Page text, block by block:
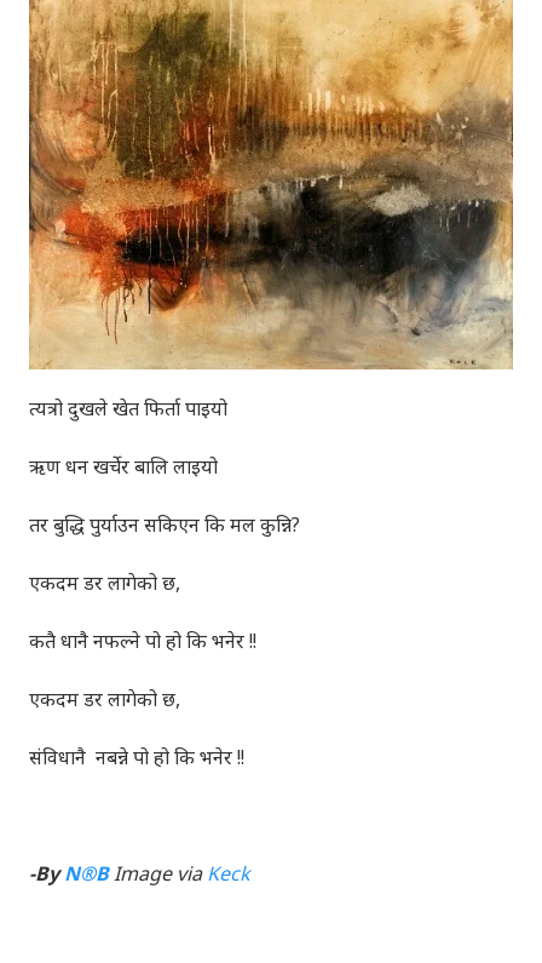
त्यत्रो दुखले खेत फिर्ता पाइयो
ऋण धन खर्चेर बालि लाइयो
तर बुद्धि पुर्याउन सकिएन कि मल कुन्नि?
एकदम डर लागेको छ,
कतै धानै नफल्ने पो हो कि भनेर !!
एकदम डर लागेको छ,
संविधानै नबन्ने पो हो कि भनेर !!
-ByN®BImage viaKeck